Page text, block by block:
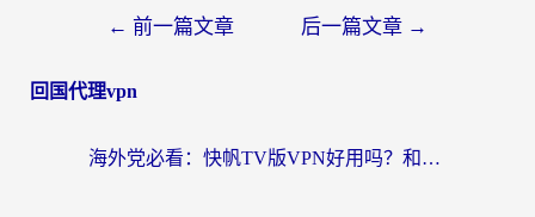
← 前一篇文章 后一篇文章 →
回国代理vpn
海外党必看：快帆TV版VPN好用吗？和快游VPN对比哪个回国效果更好？附实用避坑指南